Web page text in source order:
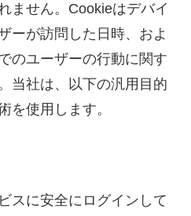
ません。Cookieはデバイ
ーが訪問した日時、およ
のユーザーの行動に関す
当社は、以下の汎用目的
を使用します。
スに安全にログインして